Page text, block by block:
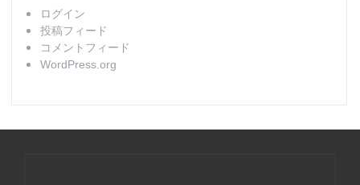
ログイン
投稿フィード
コメントフィード
WordPress.org